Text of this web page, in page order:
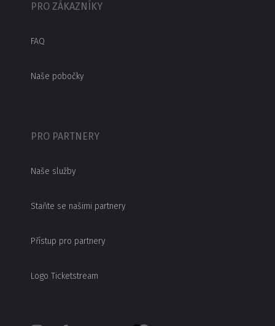
PRO ZÁKAZNÍKY
FAQ
Naše pobočky
PRO PARTNERY
Naše služby
Staňte se našimi partnery
Přístup pro partnery
Logo Ticketstream